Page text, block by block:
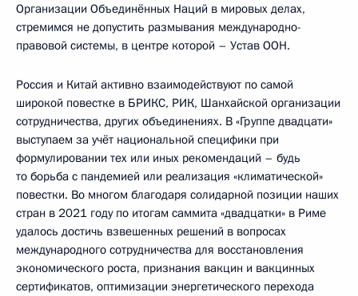
Организации Объединённых Наций в мировых делах,
стремимся не допустить размывания международно-
правовой системы, в центре которой – Устав ООН.
Россия и Китай активно взаимодействуют по самой
широкой повестке в БРИКС, РИК, Шанхайской организации
сотрудничества, других объединениях. В «Группе двадцати»
выступаем за учёт национальной специфики при
формулировании тех или иных рекомендаций – будь
то борьба с пандемией или реализация «климатической»
повестки. Во многом благодаря солидарной позиции наших
стран в 2021 году по итогам саммита «двадцатки» в Риме
удалось достичь взвешенных решений в вопросах
международного сотрудничества для восстановления
экономического роста, признания вакцин и вакцинных
сертификатов, оптимизации энергетического перехода